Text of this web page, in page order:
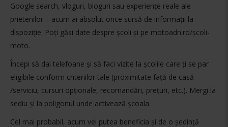
Google search, vloguri, bloguri sau experiențe reale ale
prietenilor – acum ai absolut orice sursă de informații la
dispoziție. Poți găsi date despre școli și pe motoadn.ro/școli-
moto.
Începi să dai telefoane și să faci vizite la școlile care ți se par
eligibile conform criteriilor tale (proximitate față de casă
/serviciu, cursuri opționale, recomandări, prețuri, etc.). Mergi la
sediu și la poligonul unde activează școala.
Cel mai probabil, acum vei putea beneficia și de o ședință